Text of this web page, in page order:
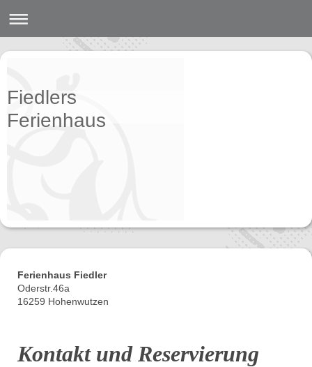
Fiedlers
Ferienhaus
Ferienhaus Fiedler
Oderstr.46a
16259 Hohenwutzen
Kontakt und Reservierung